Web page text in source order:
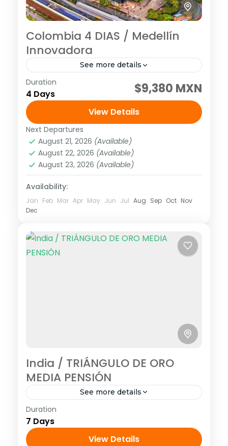
Colombia 4 DIAS / Medellín
Innovadora
See more details
Visitando: Medellín, Peñol y Guatapé Días
de operación: Diario hasta el 14 de junio de
2026 Tarifa no aplica para puentes ni días
festivos, pregunta...
América,Sudamérica
2 People
Duration
4 Days $9,380 MXN
View Details
Next Departures
August 21, 2026 (Available)
August 22, 2026 (Available)
August 23, 2026 (Available)
Availability:
Jan Feb Mar Apr May Jun Jul Aug Sep Oct Nov
Dec
India / TRIÁNGULO DE ORO
MEDIA PENSIÓN
See more details
<strong>Visitando: </strong> Delhi,
Jaipur, Amber, Abhaneri, Fathepur Sikri,
Agra <strong>Salidas:</strong>
Duration
7 Days
View Details